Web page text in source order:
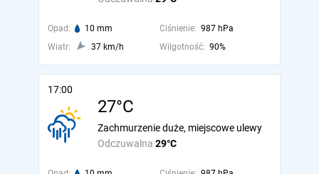
Opad: 10 mm Ciśnienie: 987 hPa
Wiatr:
37 km/h Wilgotność: 90%
17:00
27°C
Odczuwalna 29°C
Zachmurzenie duże, miejscowe ulewy